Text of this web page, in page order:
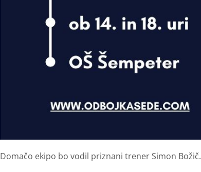
Domačo ekipo bo vodil priznani trener Simon Božič.